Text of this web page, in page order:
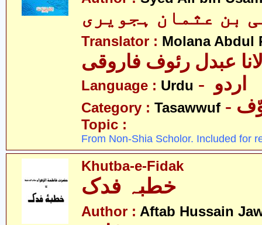
بن عثمان ہجویری
Translator : Molana Abdul
عبدل رئوف فاروقی
Language : Urdu
Category : Tasawwuf
Topic :
From Non-Shia Scholor. Included for
Khutba-e-Fidak
خطبہ فدک
Author : Aftab Hussain